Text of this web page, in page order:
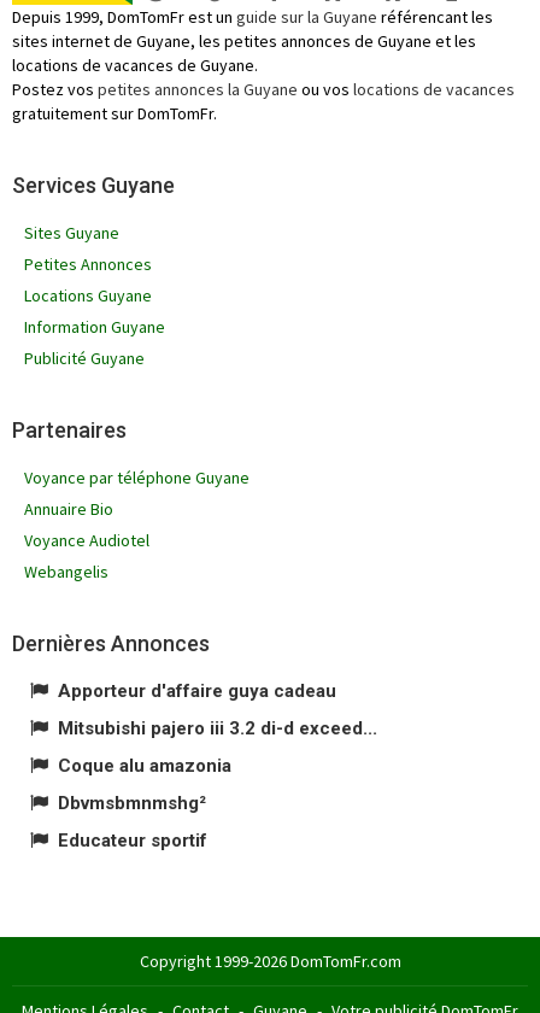
Depuis 1999, DomTomFr est un guide sur la Guyane référencant les
sites internet de Guyane, les petites annonces de Guyane et les
locations de vacances de Guyane.
Postez vos petites annonces la Guyane ou vos locations de vacances
gratuitement sur DomTomFr.
Services Guyane
Sites Guyane
Petites Annonces
Locations Guyane
Information Guyane
Publicité Guyane
Partenaires
Voyance par téléphone Guyane
Annuaire Bio
Voyance Audiotel
Webangelis
Dernières Annonces
Apporteur d'affaire guya cadeau
Mitsubishi pajero iii 3.2 di-d exceed...
Coque alu amazonia
Dbvmsbmnmshg²
Educateur sportif
Copyright 1999-2026 DomTomFr.com